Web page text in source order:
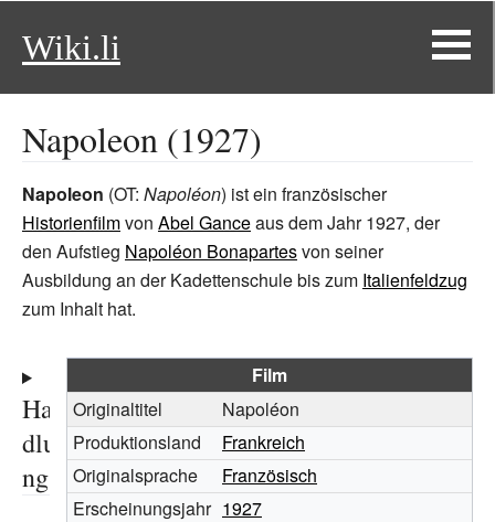
Wiki.li
Napoleon (1927)
Napoleon (OT: Napoléon) ist ein französischer
Historienfilmvon Abel Ganceaus dem Jahr 1927, der
den Aufstieg Napoléon Bonapartesvon seiner
Ausbildung an der Kadettenschule bis zum Italienfeldzug
zum Inhalt hat.
Film
Originaltitel
Napoléon
Produktionsland
Frankreich
Originalsprache
Französisch
Erscheinungsjahr 1927
Han
dlu
ng